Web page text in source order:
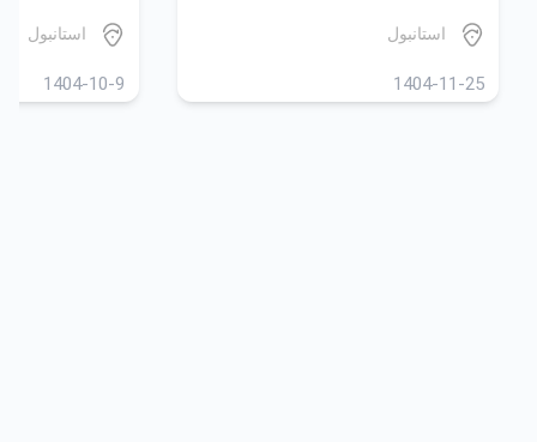
استانبول
1404-11-25
استانبول
1404-10-9